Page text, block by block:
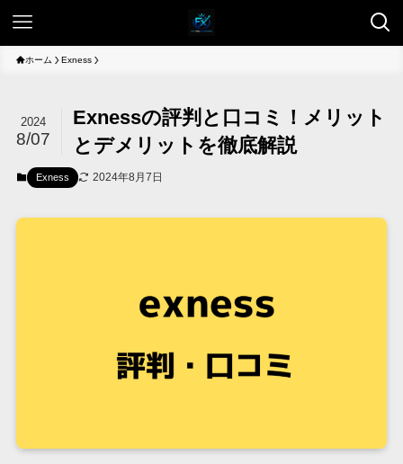
ホーム Exness
Exnessの評判と口コミ！メリット
とデメリットを徹底解説
2024
8/07
Exness 2024年8月7日